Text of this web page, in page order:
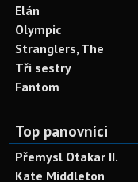
Elán
Olympic
Stranglers, The
Tři sestry
Fantom
Top panovníci
Přemysl Otakar II.
Kate Middleton